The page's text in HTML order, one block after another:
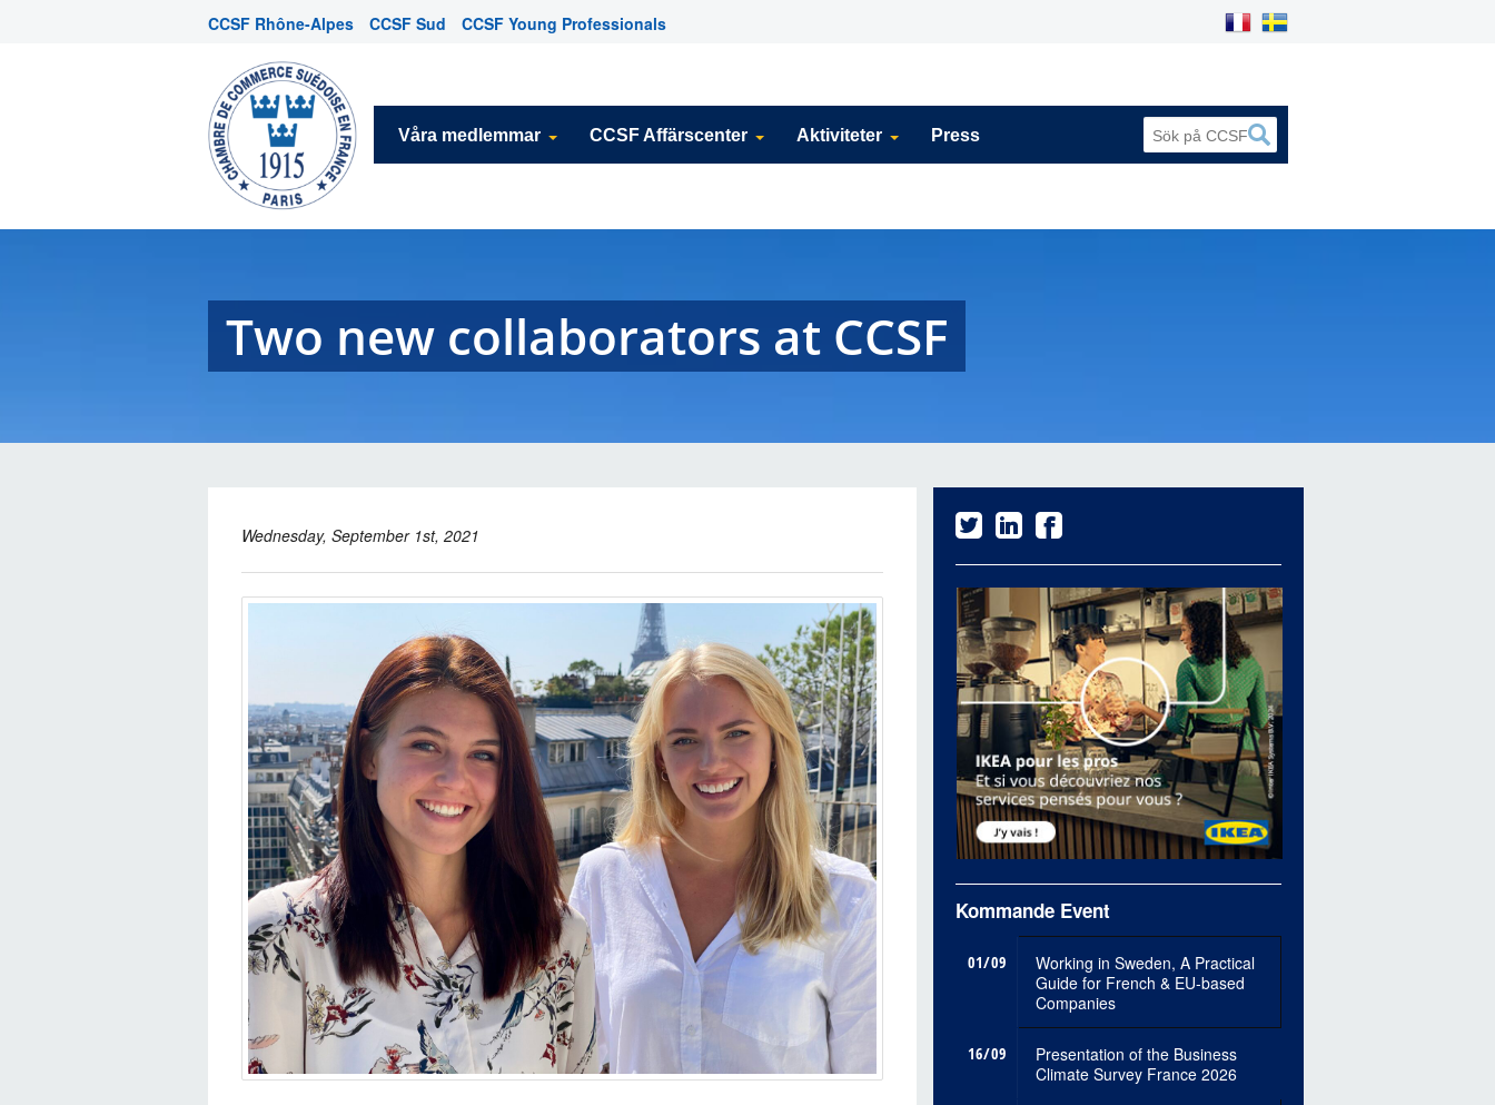
CCSF Rhône-Alpes CCSF Sud CCSF Young Professionals
Våra medlemmar CCSF Affärscenter Aktiviteter Press
Two new collaborators at CCSF
Wednesday, September 1st, 2021
Kommande Event
01/09
Working in Sweden, A Practical
Guide for French & EU-based
Companies
16/09
Presentation of the Business
Climate Survey France 2026